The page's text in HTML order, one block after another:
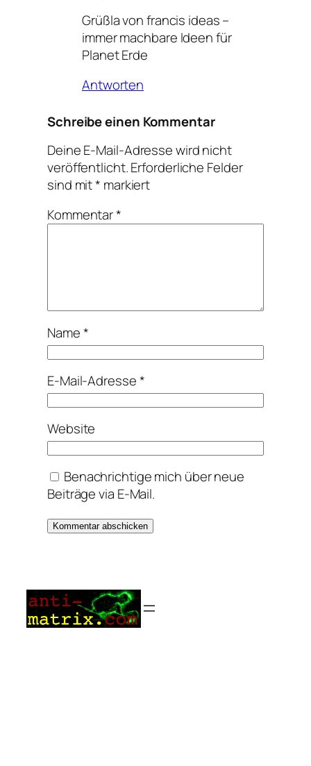
Grüßla von francis ideas –
immer machbare Ideen für
Planet Erde
Antworten
Schreibe einen Kommentar
Deine E-Mail-Adresse wird nicht
veröffentlicht.Erforderliche Felder
sind mit* markiert
Kommentar*
Name*
E-Mail-Adresse*
Website
Benachrichtige mich über neue
Beiträge via E-Mail.